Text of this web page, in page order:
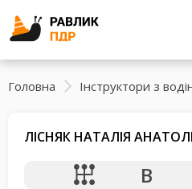
Головна Інструктори з
ЛІСНЯК НАТАЛІЯ
B